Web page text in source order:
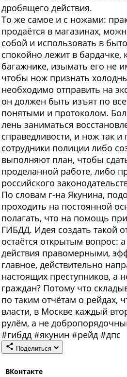
дробящего действия.
То же самое и с ножами:
продаётся в магазинах,
собой и использовать в
спокойно лежит в бардачке,
багажнике, изымать его не
чтобы нож признать
необходимо отправить на
он должен быть изъят по
понятыми и протоколом.
лень заниматься
справедливости, и нож так и
сотрудники полиции либо
выполняют план, чтобы
проделанной работе, либо
российского
По словам г-на Якунина,
проходить на постоянной
полагать, что на помощь
ГИБДД. Идея создать такой
остаётся открытым вопрос:
действия правомерными,
главное, действительно
настоящих преступников, а
граждан? Потому что
по таким отчётам о рейдах,
власти, в Москве каждый
рулём, а не
#гибдд #якунин #рейд #дпс
Поделиться
ВКонтакте